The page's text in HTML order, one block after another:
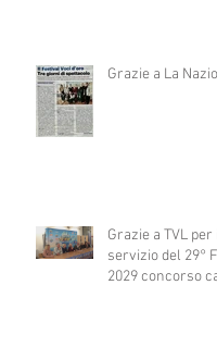
Grazie a La
Grazie a TVL
servizio del 29°
2029 concorso